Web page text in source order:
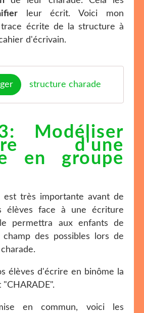
leur écrit. Voici mon
écrite de la structure à
d'écrivain.
structure charade
Modéliser
d'une
en groupe
très importante avant de
élèves face à une écriture
permettra aux enfants de
des possibles lors de
élèves d'écrire en binôme la
en commun, voici les